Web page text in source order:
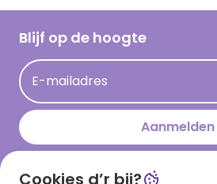
Hallmark Kaartclub
Acties
Persberichten
Cadeau inspiratie
Op kamp gedichten en versjes
Leuke en grappige op kamp teksten
kamppost inspiratie
Blijf op de hoogte
E-mailadres
Aanmelden
Cookies d’r bij?